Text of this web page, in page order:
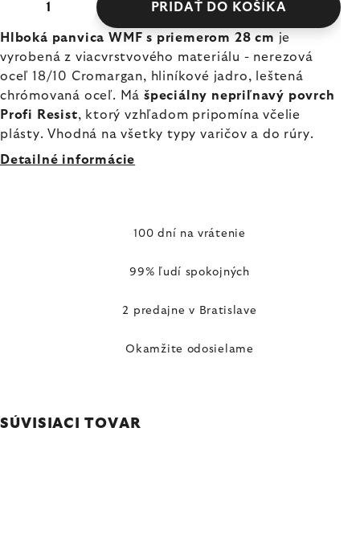
PRIDAŤ DO KOŠÍKA
Hlboká panvica WMF s priemerom 28 cm je
vyrobená z viacvrstvového materiálu - nerezová
oceľ 18/10 Cromargan, hliníkové jadro, leštená
chrómovaná oceľ. Mášpeciálny nepriľnavý povrch
Profi Resist, ktorý vzhľadom pripomína včelie
plásty. Vhodná na všetky typy varičov a do rúry.
Detailné informácie
100 dní na vrátenie
99% ľudí spokojných
2 predajne v Bratislave
Okamžite odosielame
SÚVISIACI TOVAR